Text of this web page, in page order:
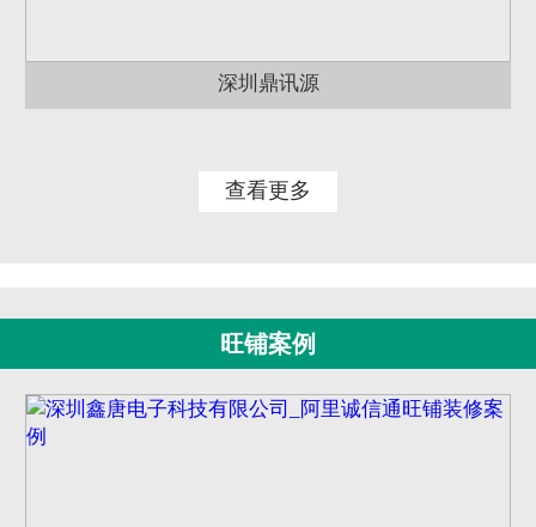
深圳鼎讯源
查看更多
旺铺案例